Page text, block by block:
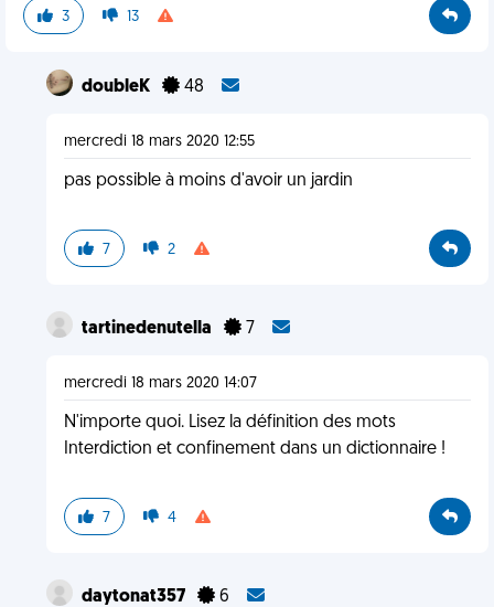
3 13
doubleK 48
mercredi 18 mars 2020 12:55
pas possible à moins d'avoir un jardin
7 2
tartinedenutella 7
mercredi 18 mars 2020 14:07
N'importe quoi. Lisez la définition des mots
Interdiction et confinement dans un dictionnaire !
7 4
daytonat357 6